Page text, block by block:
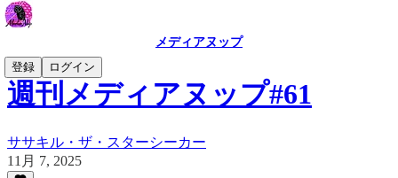
メディアヌップ
登録
ログイン
週刊メディアヌップ#61
ササキル・ザ・スターシーカー
11月 7, 2025